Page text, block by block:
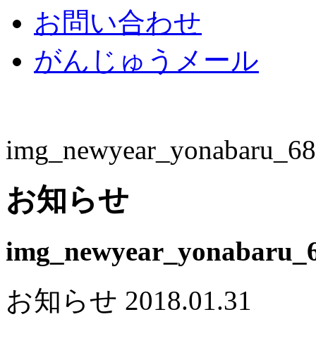
お問い合わせ
がんじゅうメール
img_newyear_yonabaru_68
お知らせ
お知らせ 2018.01.31